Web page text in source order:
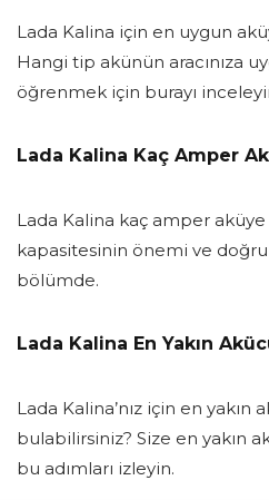
Lada Kalina için en uygun
Hangi tip akünün aracınıza
öğrenmek için burayı
Lada Kalina Kaç Amper
Lada Kalina kaç amper
kapasitesinin önemi ve
bölümde.
Lada Kalina En Yakın
Lada Kalina’nız için en yakın
bulabilirsiniz? Size en yakın
bu adımları izleyin.